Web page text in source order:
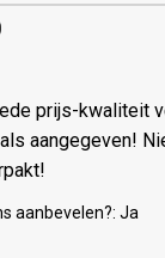
prijs-kwaliteit
aangegeven!
aanbevelen?: Ja